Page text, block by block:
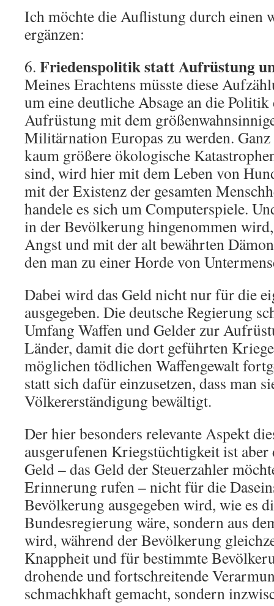
Ich möchte die Auflistung durch einen
ergänzen:
6. Friedenspolitik statt Aufrüstung
Meines Erachtens müsste diese
um eine deutliche Absage an die Politik
Aufrüstung mit dem
Militärnation Europas zu werden. Ganz
kaum größere ökologische
sind, wird hier mit dem Leben von
mit der Existenz der gesamten
handele es sich um Computerspiele.
in der Bevölkerung hingenommen
Angst und mit der alt bewährten
den man zu einer Horde von
Dabei wird das Geld nicht nur für die
ausgegeben. Die deutsche Regierung
Umfang Waffen und Gelder zur
Länder, damit die dort geführten
möglichen tödlichen Waffengewalt
statt sich dafür einzusetzen, dass man
Völkererständigung bewältigt.
Der hier besonders relevante Aspekt
ausgerufenen Kriegstüchtigkeit ist aber
Geld – das Geld der Steuerzahler
Erinnerung rufen – nicht für die
Bevölkerung ausgegeben wird, wie es
Bundesregierung wäre, sondern aus
wird, während der Bevölkerung
Knappheit und für bestimmte
drohende und fortschreitende
schmachkhaft gemacht, sondern